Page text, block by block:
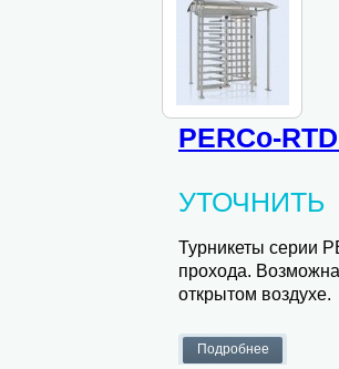
PERCo-
УТОЧНИТЬ
Турникеты серии
прохода.
открытом воздухе.